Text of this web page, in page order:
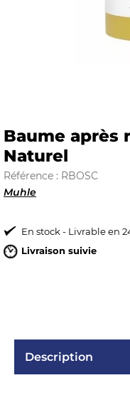
Baume après
Naturel
Référence : RBOSC
Muhle
En stock - Livrable en
Livraison suivie
Description